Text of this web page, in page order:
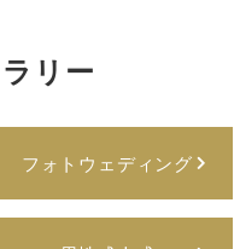
リー
フォトウェディング